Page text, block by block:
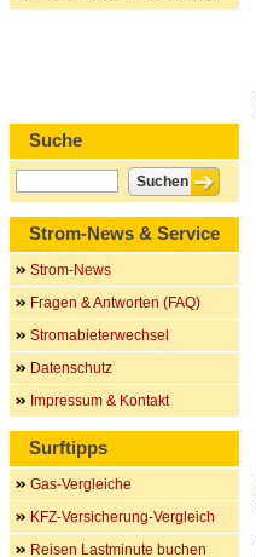
Suche
Strom-News & Service
Strom-News
Fragen & Antworten (FAQ)
Stromabieterwechsel
Datenschutz
Impressum & Kontakt
Surftipps
Gas-Vergleiche
KFZ-Versicherung-Vergleich
Reisen Lastminute buchen